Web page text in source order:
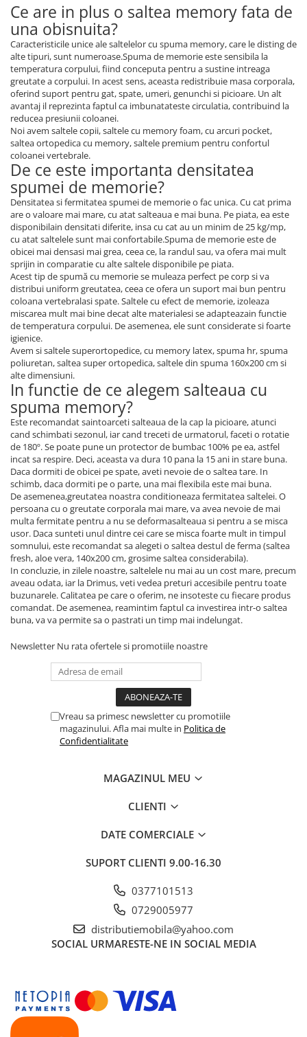
Ce are in plus o saltea memory fata de
una obisnuita?
Caracteristicile unice ale saltelelor cu spuma memory, care le disting de
alte tipuri, sunt numeroase.Spuma de memorie este sensibila la
temperatura corpului, fiind conceputa pentru a sustine intreaga
greutate a corpului. In acest sens, aceasta redistribuie masa corporala,
oferind suport pentru gat, spate, umeri, genunchi si picioare. Un alt
avantaj il reprezinta faptul ca imbunatateste circulatia, contribuind la
reducea presiunii coloanei.
Noi avem saltele copii, saltele cu memory foam, cu arcuri pocket,
saltea ortopedica cu memory, saltele premium pentru confortul
coloanei vertebrale.
De ce este importanta densitatea
spumei de memorie?
Densitatea si fermitatea spumei de memorie o fac unica. Cu cat prima
are o valoare mai mare, cu atat salteaua e mai buna. Pe piata, ea este
disponibilain densitati diferite, insa cu cat au un minim de 25 kg/mp,
cu atat saltelele sunt mai confortabile.Spuma de memorie este de
obicei mai densasi mai grea, ceea ce, la randul sau, va ofera mai mult
sprijin in comparatie cu alte saltele disponibile pe piata.
Acest tip de spumă cu memorie se muleaza perfect pe corp si va
distribui uniform greutatea, ceea ce ofera un suport mai bun pentru
coloana vertebralasi spate. Saltele cu efect de memorie, izoleaza
miscarea mult mai bine decat alte materialesi se adapteazain functie
de temperatura corpului. De asemenea, ele sunt considerate si foarte
igienice.
Avem si saltele superortopedice, cu memory latex, spuma hr, spuma
poliuretan, saltea super ortopedica, saltele din spuma 160x200 cm si
alte dimensiuni.
In functie de ce alegem salteaua cu
spuma memory?
Este recomandat saintoarceti salteaua de la cap la picioare, atunci
cand schimbati sezonul, iar cand treceti de urmatorul, faceti o rotatie
de 180º. Se poate pune un protector de bumbac 100% pe ea, astfel
incat sa respire. Deci, aceasta va dura 10 pana la 15 ani in stare buna.
Daca dormiti de obicei pe spate, aveti nevoie de o saltea tare. In
schimb, daca dormiti pe o parte, una mai flexibila este mai buna.
De asemenea,greutatea noastra conditioneaza fermitatea saltelei. O
persoana cu o greutate corporala mai mare, va avea nevoie de mai
multa fermitate pentru a nu se deformasalteaua si pentru a se misca
usor. Daca sunteti unul dintre cei care se misca foarte mult in timpul
somnului, este recomandat sa alegeti o saltea destul de ferma (saltea
fresh, aloe vera, 140x200 cm, grosime saltea considerabila).
In concluzie, in zilele noastre, saltelele nu mai au un cost mare, precum
aveau odata, iar la Drimus, veti vedea preturi accesibile pentru toate
buzunarele. Calitatea pe care o oferim, ne insoteste cu fiecare produs
comandat. De asemenea, reamintim faptul ca investirea intr-o saltea
buna, va va permite sa o pastrati un timp mai indelungat.
Newsletter Nu rata ofertele si promotiile noastre
Vreau sa primesc newsletter cu promotiile
magazinului. Afla mai multe in Politica de
Confidentialitate
MAGAZINUL MEU
CLIENTI
DATE COMERCIALE
SUPORT CLIENTI 9.00-16.30
0377101513
0729005977
distributiemobila@yahoo.com
SOCIAL URMARESTE-NE IN SOCIAL MEDIA